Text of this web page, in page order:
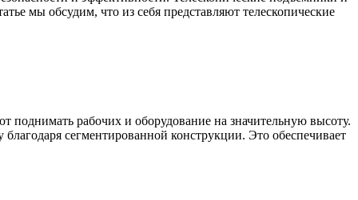
мы обсудим, что из себя представляют телескопические
поднимать рабочих и оборудование на значительную высоту.
сегментированной конструкции. Это обеспечивает